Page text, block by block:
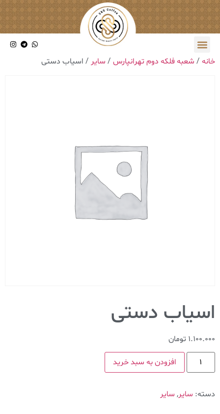
خانه / شعبه فلکه دوم تهرانپارس / سایر / اسیاب دستی
اسیاب دستی
1.100.000 تومان
افزودن به سبد خرید
دسته: سایر, سایر